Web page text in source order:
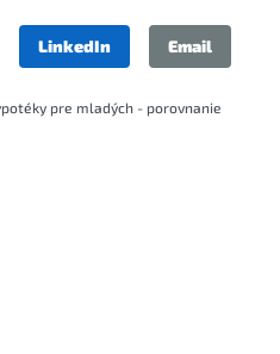
LinkedIn Email
pre mladých - porovnanie